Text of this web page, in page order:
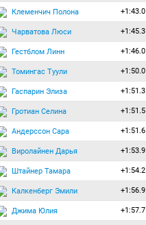
Клеменчич Полона +1:43.0
Чарватова Люси +1:45.3
Гестблом Линн +1:46.0
Томингас Туули +1:50.0
Гаспарин Элиза +1:51.3
Гротиан Селина +1:51.5
Андерссон Сара +1:51.6
Виролайнен Дарья +1:53.9
Штайнер Тамара +1:54.2
Калкенберг Эмили +1:56.9
Джима Юлия +1:57.7